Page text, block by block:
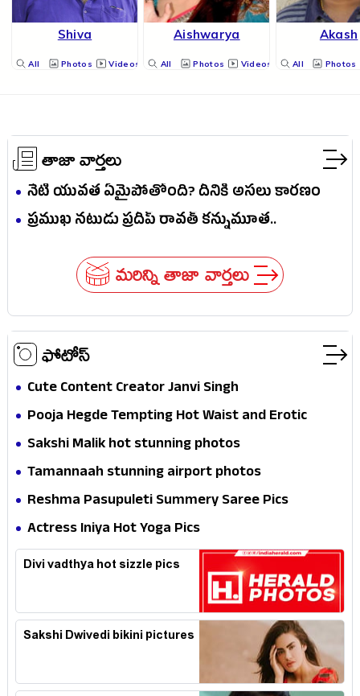
Shiva
All Photos Videos
Aishwarya
All Photos Videos
Akash
All Photos
తాజా వార్తలు
నేటి యువత ఏమైపోతోంది? దీనికి అసలు కారణం
ఎవరు?
ప్రముఖ నటుడు ప్రదీప్ రావత్ కన్నుమూత..
మరిన్ని తాజా వార్తలు
ఫోటోస్
Cute Content Creator Janvi Singh
Pooja Hegde Tempting Hot Waist and Erotic
Expression in Black Saree
Sakshi Malik hot stunning photos
Tamannaah stunning airport photos
Reshma Pasupuleti Summery Saree Pics
Actress Iniya Hot Yoga Pics
Divi vadthya hot sizzle pics
Sakshi Dwivedi bikini pictures